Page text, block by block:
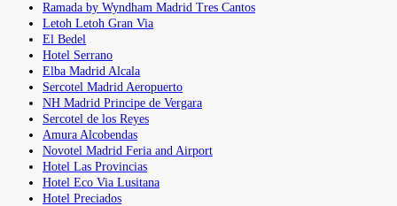
Ramada by Wyndham Madrid Tres Cantos
Letoh Letoh Gran Via
El Bedel
Hotel Serrano
Elba Madrid Alcala
Sercotel Madrid Aeropuerto
NH Madrid Principe de Vergara
Sercotel de los Reyes
Amura Alcobendas
Novotel Madrid Feria and Airport
Hotel Las Provincias
Hotel Eco Via Lusitana
Hotel Preciados